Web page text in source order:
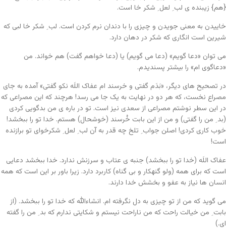
{هم} زیبنده ی لب ِ لعل ِ شکر خا است.
خاییدن به معنی جویدن و چیزی را با دندان نرم کردن است. لب ِ شکر خا لبی که
شیرین است انگاری که شکر در دهان دارد.
می توان «دعا گویم» (دعا می گویم) یا (دعا خواهم گفت) هم خواند. من
«دعاگوی ام» را بیشتر پسندیدم.
در تصحیح های دیگر، «بَدَم گفتی و خرسند ام عفاک اللَه نکو گفتی» آمده به جای
مصراع نخست، که هر دو در نهایت به یک جا می رسد! هرچند که این مصراعی که
در این سطر نوشتم مصراعی از سعدی نیز است. تو در باره ی من بدگویی کردی
(بد ِ من را گفتی) و من از این بابت خُرسند (خوشحال) هستم. خدا تو را ببخشد!
خوب کاری کردی! اصلن جواب ِ تلخ چه قدر به آن لب ِ لعل ِ شکرخوای تو برازنده
است!
عفاک اللَه (خدا تو را ببخشد) جنبه ی عتاب و سرزنش ندارد. خدا ببخشد دعایی
است که برای همه (ولو گنهکار و بی گناه) کاربرد دارد. زیرا باور بر این است که همه
انسان ها نیاز به عفو و بخشش خدا دارند.
می گوید که من از تو چیزی به دل نگرفته ام. انشاءالله که خدا تو را ببخشد. (از
بابت ِ من خیالت راحت که من ناراحت نیستم و شکایتی ندارم که بد ِ من را گفته
ای.)